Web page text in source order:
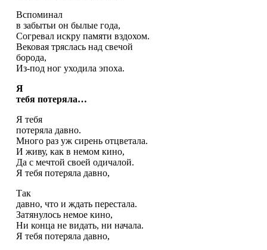
Вспоминал
в забытьи он былые года,
Согревал искру памяти вздохом.
Вековая тряслась над свечой
борода,
Из-под ног уходила эпоха.
Я
тебя потеряла…
Я тебя
потеряла давно.
Много раз уж сирень отцветала.
И живу, как в немом кино,
Да с мечтой своей одичалой.
Я тебя потеряла давно,
Так
давно, что и ждать перестала.
Затянулось немое кино,
Ни конца не видать, ни начала.
Я тебя потеряла давно,